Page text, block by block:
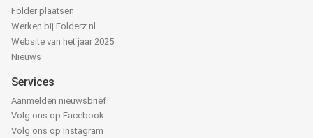
Folder plaatsen
Werken bij Folderz.nl
Website van het jaar 2025
Nieuws
Services
Aanmelden nieuwsbrief
Volg ons op Facebook
Volg ons op Instagram